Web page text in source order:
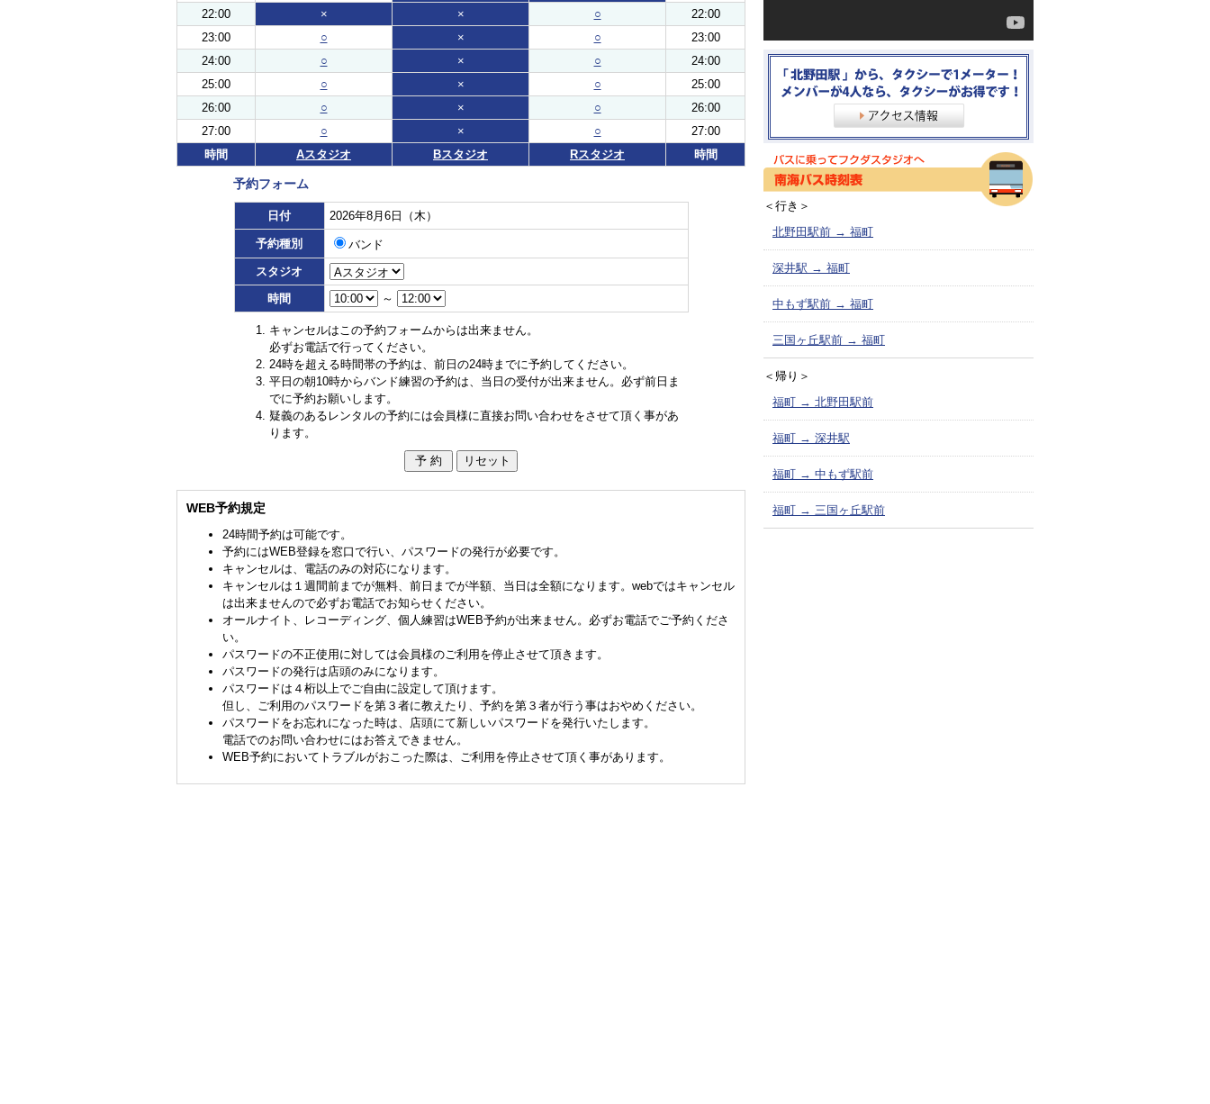
22:00
× × ○
22:00
23:00
○ × ○
23:00
24:00
○ × ○
24:00
25:00
○ × ○
25:00
26:00
○ × ○
26:00
27:00
○ × ○
27:00
時間
Aスタジオ Bスタジオ Rスタジオ 時間
予約フォーム
日付 2026年8月6日（木）
予約種別
バンド
スタジオ
時間
～
キャンセルはこの予約フォームからは出来ません。
必ずお電話で行ってください。
24時を超える時間帯の予約は、前日の24時までに予約してください。
平日の朝10時からバンド練習の予約は、当日の受付が出来ません。必ず前日ま
でに予約お願いします。
疑義のあるレンタルの予約には会員様に直接お問い合わせをさせて頂く事があ
ります。
WEB予約規定
24時間予約は可能です。
予約にはWEB登録を窓口で行い、パスワードの発行が必要です。
キャンセルは、電話のみの対応になります。
キャンセルは１週間前までが無料、前日までが半額、当日は全額になります。webではキャンセル
は出来ませんので必ずお電話でお知らせください。
オールナイト、レコーディング、個人練習はWEB予約が出来ません。必ずお電話でご予約くださ
い。
パスワードの不正使用に対しては会員様のご利用を停止させて頂きます。
パスワードの発行は店頭のみになります。
パスワードは４桁以上でご自由に設定して頂けます。
但し、ご利用のパスワードを第３者に教えたり、予約を第３者が行う事はおやめください。
パスワードをお忘れになった時は、店頭にて新しいパスワードを発行いたします。
電話でのお問い合わせにはお答えできません。
WEB予約においてトラブルがおこった際は、ご利用を停止させて頂く事があります。
＜行き＞
北野田駅前 → 福町
深井駅 → 福町
中もず駅前 → 福町
三国ヶ丘駅前 → 福町
＜帰り＞
福町 → 北野田駅前
福町 → 深井駅
福町 → 中もず駅前
福町 → 三国ヶ丘駅前